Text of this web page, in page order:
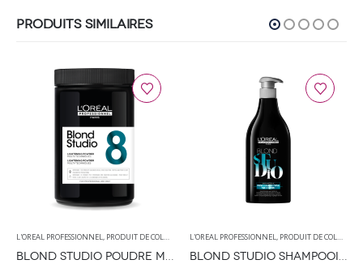
PRODUITS SIMILAIRES
PRODUITS DE COIFFURE
L'OREAL PROFESSIONNEL, PRODUIT DE COLORATION ,PRODUITS DE COIFFURE,PRODUITS
BLOND STUDIO POUDRE MULTI-TECHNIQUES ÉCLAIRCISASNTE JUSQU’À 8 TONS
L'OREAL PROFESSIONNEL, PRODUIT DE COLORATION
BLOND STUDIO SHAMPOOING POST DÉCOLORATION